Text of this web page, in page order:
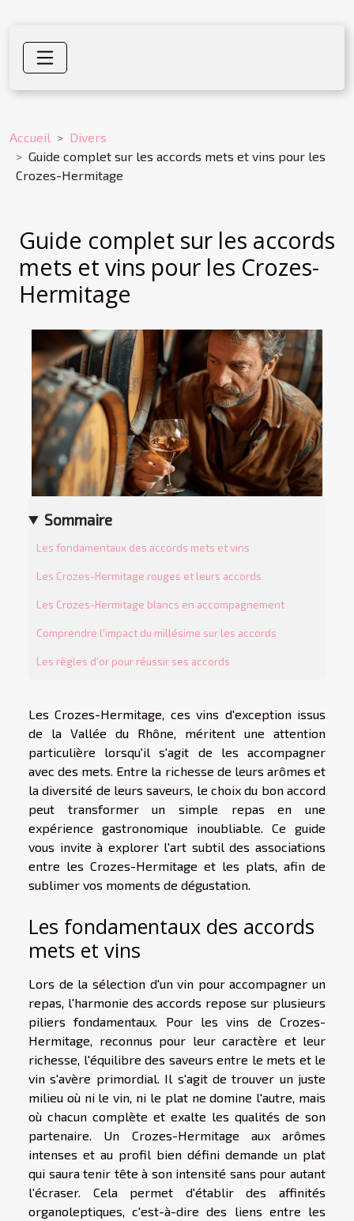
Accueil
Divers
Guide complet sur les accords mets et vins pour les
Crozes-Hermitage
Guide complet sur les accords
mets et vins pour les Crozes-
Hermitage
Sommaire
Les fondamentaux des accords mets et vins
Les Crozes-Hermitage rouges et leurs accords
Les Crozes-Hermitage blancs en accompagnement
Comprendre l'impact du millésime sur les accords
Les règles d'or pour réussir ses accords
Les Crozes-Hermitage, ces vins d'exception issus
de la Vallée du Rhône, méritent une attention
particulière lorsqu'il s'agit de les accompagner
avec des mets. Entre la richesse de leurs arômes et
la diversité de leurs saveurs, le choix du bon accord
peut transformer un simple repas en une
expérience gastronomique inoubliable. Ce guide
vous invite à explorer l'art subtil des associations
entre les Crozes-Hermitage et les plats, afin de
sublimer vos moments de dégustation.
Les fondamentaux des accords
mets et vins
Lors de la sélection d'un vin pour accompagner un
repas, l'harmonie des accords repose sur plusieurs
piliers fondamentaux. Pour les vins de Crozes-
Hermitage, reconnus pour leur caractère et leur
richesse, l'équilibre des saveurs entre le mets et le
vin s'avère primordial. Il s'agit de trouver un juste
milieu où ni le vin, ni le plat ne domine l'autre, mais
où chacun complète et exalte les qualités de son
partenaire. Un Crozes-Hermitage aux arômes
intenses et au profil bien défini demande un plat
qui saura tenir tête à son intensité sans pour autant
l'écraser. Cela permet d'établir des affinités
organoleptiques, c'est-à-dire des liens entre les